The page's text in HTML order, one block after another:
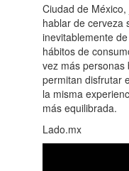
Ciudad de
hablar de cerveza
inevitablemente
hábitos de
vez más personas
permitan disfrutar
la misma
más equilibrada.
Lado.mx